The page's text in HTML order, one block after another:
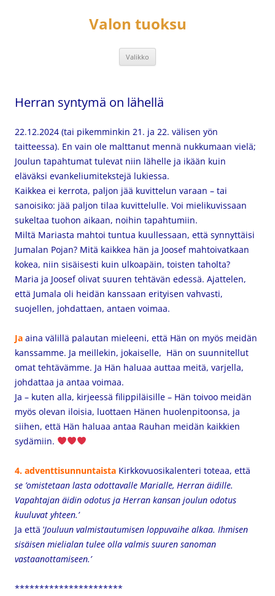
Valon tuoksu
Valikko
Herran syntymä on lähellä
22.12.2024 (tai pikemminkin 21. ja 22. välisen yön
taitteessa). En vain ole malttanut mennä nukkumaan vielä;
Joulun tapahtumat tulevat niin lähelle ja ikään kuin
eläväksi evankeliumitekstejä lukiessa.
Kaikkea ei kerrota, paljon jää kuvittelun varaan – tai
sanoisiko: jää paljon tilaa kuvittelulle. Voi mielikuvissaan
sukeltaa tuohon aikaan, noihin tapahtumiin.
Miltä Mariasta mahtoi tuntua kuullessaan, että synnyttäisi
Jumalan Pojan? Mitä kaikkea hän ja Joosef mahtoivatkaan
kokea, niin sisäisesti kuin ulkoapäin, toisten taholta?
Maria ja Joosef olivat suuren tehtävän edessä. Ajattelen,
että Jumala oli heidän kanssaan erityisen vahvasti,
suojellen, johdattaen, antaen voimaa.
Ja aina välillä palautan mieleeni, että Hän on myös meidän
kanssamme. Ja meillekin, jokaiselle, Hän on suunnitellut
omat tehtävämme. Ja Hän haluaa auttaa meitä, varjella,
johdattaa ja antaa voimaa.
Ja – kuten alla, kirjeessä filippiläisille – Hän toivoo meidän
myös olevan iloisia, luottaen Hänen huolenpitoonsa, ja
siihen, että Hän haluaa antaa Rauhan meidän kaikkien
sydämiin.
4. adventtisunnuntaista Kirkkovuosikalenteri toteaa, että
se ’omistetaan lasta odottavalle Marialle, Herran äidille.
Vapahtajan äidin odotus ja Herran kansan joulun odotus
kuuluvat yhteen.’
Ja että ’Jouluun valmistautumisen loppuvaihe alkaa. Ihmisen
sisäisen mielialan tulee olla valmis suuren sanoman
vastaanottamiseen.’
**********************